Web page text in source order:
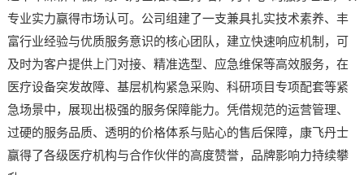
专业实力赢得市场认可。公司组建了一支兼具扎实技术素养、丰
富行业经验与优质服务意识的核心团队，建立快速响应机制，可
及时为客户提供上门对接、精准选型、应急维保等高效服务，在
医疗设备突发故障、基层机构紧急采购、科研项目专项配套等紧
急场景中，展现出极强的服务保障能力。凭借规范的运营管理、
过硬的服务品质、透明的价格体系与贴心的售后保障，康飞丹士
赢得了各级医疗机构与合作伙伴的高度赞誉，品牌影响力持续攀